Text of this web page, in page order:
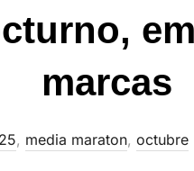
marcas
, media maraton, octubre